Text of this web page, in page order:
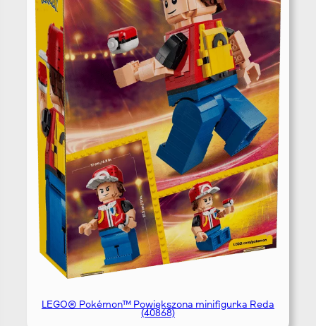
LEGO® Pokémon™ Powiększona minifigurka Reda
(40868)